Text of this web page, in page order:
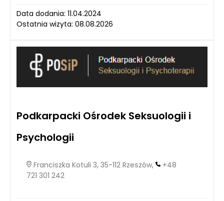
Data dodania: 11.04.2024
Ostatnia wizyta: 08.08.2026
Podkarpacki Ośrodek Seksuologii i
Psychologii
Franciszka Kotuli 3, 35-112 Rzeszów,
+48
721 301 242